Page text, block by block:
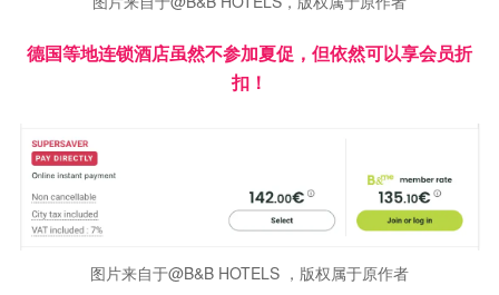
德国等地连锁酒店虽然不参加夏促，但依然可以享会员折
扣！
图片来自于@B&B HOTELS ，版权属于原作者